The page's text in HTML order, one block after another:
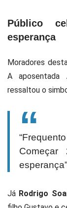
Público
esperança
Moradores
A aposentada
ressaltou o
Já Rodrigo